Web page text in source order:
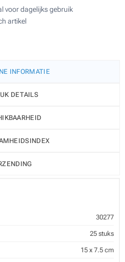
voor dagelijks gebruik
artikel
INFORMATIE
DETAILS
30277
25 stuks
15 x 7.5 cm